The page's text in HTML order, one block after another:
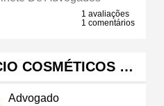
1 avaliações
1 comentários
COSMÉTICOS …
Advogado